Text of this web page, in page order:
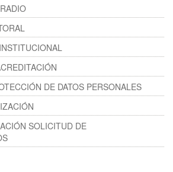
DE DATOS PERSONALES
SOLICITUD DE